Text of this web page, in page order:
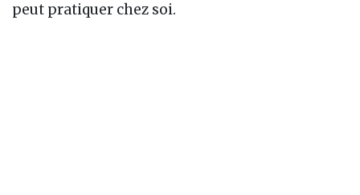
peut pratiquer chez soi.